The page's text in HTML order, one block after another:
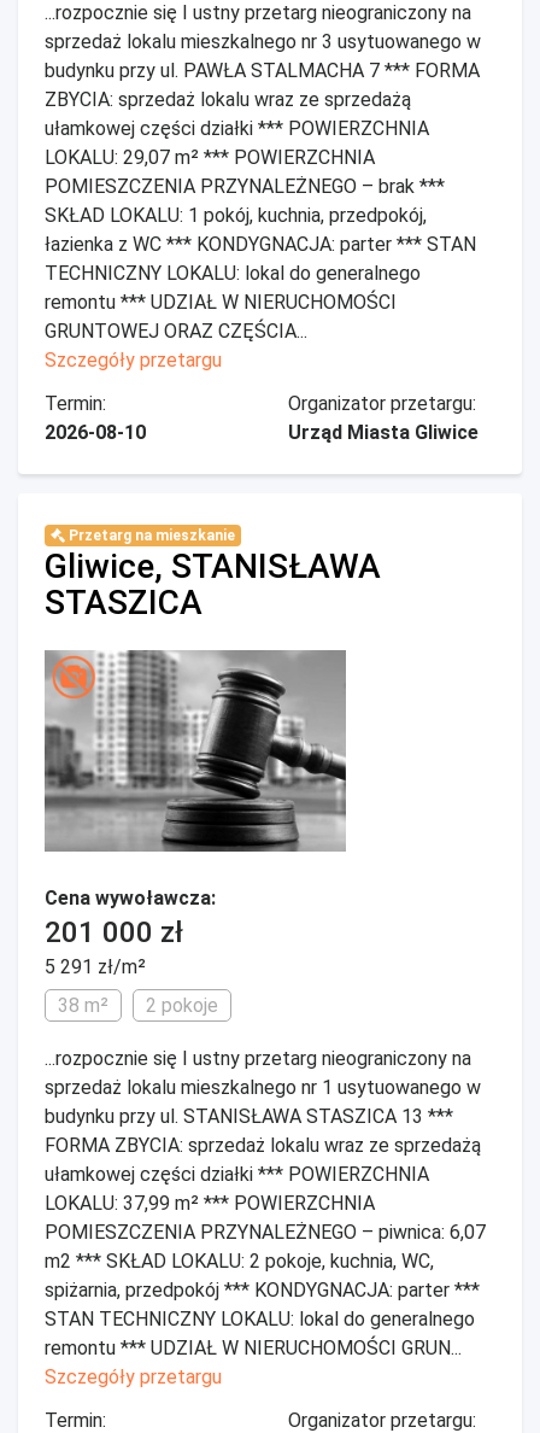
...rozpocznie się I ustny przetarg nieograniczony na
sprzedaż lokalu mieszkalnego nr 3 usytuowanego w
budynku przy ul. PAWŁA STALMACHA 7 *** FORMA
ZBYCIA: sprzedaż lokalu wraz ze sprzedażą
ułamkowej części działki *** POWIERZCHNIA
LOKALU: 29,07 m² *** POWIERZCHNIA
POMIESZCZENIA PRZYNALEŻNEGO – brak ***
SKŁAD LOKALU: 1 pokój, kuchnia, przedpokój,
łazienka z WC *** KONDYGNACJA: parter *** STAN
TECHNICZNY LOKALU: lokal do generalnego
remontu *** UDZIAŁ W NIERUCHOMOŚCI
GRUNTOWEJ ORAZ CZĘŚCIA...
Szczegóły przetargu
Termin:
2026-08-10
Organizator przetargu:
Urząd Miasta Gliwice
Przetarg na mieszkanie
Gliwice, STANISŁAWA
STASZICA
Cena wywoławcza:
201 000 zł
5 291 zł/m²
38 m²
2 pokoje
...rozpocznie się I ustny przetarg nieograniczony na
sprzedaż lokalu mieszkalnego nr 1 usytuowanego w
budynku przy ul. STANISŁAWA STASZICA 13 ***
FORMA ZBYCIA: sprzedaż lokalu wraz ze sprzedażą
ułamkowej części działki *** POWIERZCHNIA
LOKALU: 37,99 m² *** POWIERZCHNIA
POMIESZCZENIA PRZYNALEŻNEGO – piwnica: 6,07
m2 *** SKŁAD LOKALU: 2 pokoje, kuchnia, WC,
spiżarnia, przedpokój *** KONDYGNACJA: parter ***
STAN TECHNICZNY LOKALU: lokal do generalnego
remontu *** UDZIAŁ W NIERUCHOMOŚCI GRUN...
Szczegóły przetargu
Termin:
Organizator przetargu: